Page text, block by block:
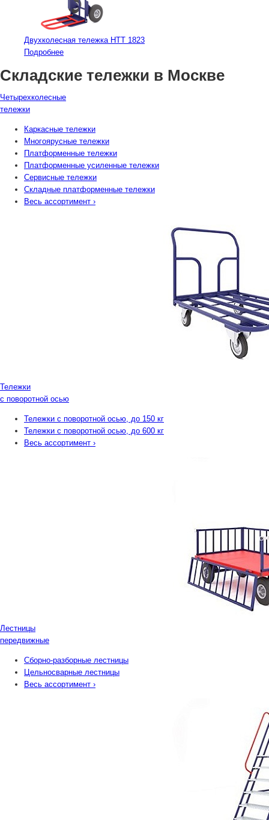
Двухколесная тележка НТТ 1823
Подробнее
Складские тележки в Москве
Четырехколесные
тележки
Каркасные тележки
Многоярусные тележки
Платформенные тележки
Платформенные усиленные тележки
Сервисные тележки
Складные платформенные тележки
Весь ассортимент ›
Тележки
с поворотной осью
Тележки с поворотной осью, до 150 кг
Тележки с поворотной осью, до 600 кг
Весь ассортимент ›
Лестницы
передвижные
Сборно-разборные лестницы
Цельносварные лестницы
Весь ассортимент ›